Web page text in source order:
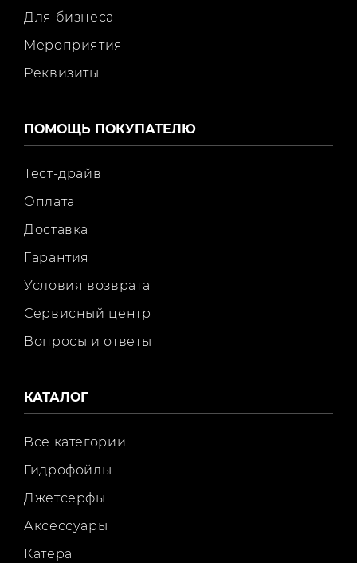
Для бизнеса
Мероприятия
Реквизиты
ПОМОЩЬ ПОКУПАТЕЛЮ
Тест-драйв
Оплата
Доставка
Гарантия
Условия возврата
Сервисный центр
Вопросы и ответы
КАТАЛОГ
Все категории
Гидрофойлы
Джетсерфы
Аксессуары
Катера